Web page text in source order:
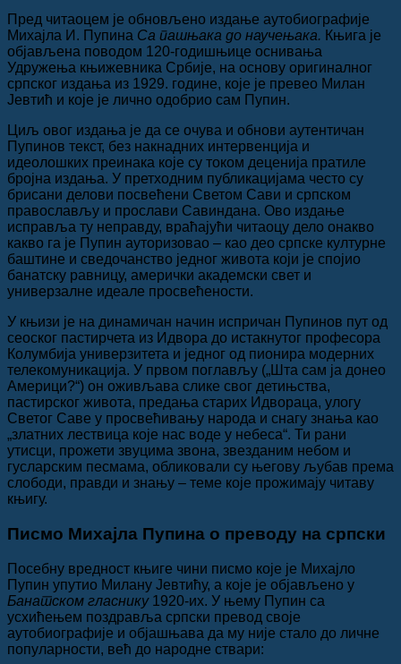
Пред читаоцем је обновљено издање аутобиографије
Михајла И. Пупина Са пашњака до научењака. Књига је
објављена поводом 120-годишњице оснивања
Удружења књижевника Србије, на основу оригиналног
српског издања из 1929. године, које је превео Милан
Јевтић и које је лично одобрио сам Пупин.
Циљ овог издања је да се очува и обнови аутентичан
Пупинов текст, без накнадних интервенција и
идеолошких преинака које су током деценија пратиле
бројна издања. У претходним публикацијама често су
брисани делови посвећени Светом Сави и српском
православљу и прослави Савиндана. Ово издање
исправља ту неправду, враћајући читаоцу дело онакво
какво га је Пупин ауторизовао – као део српске културне
баштине и сведочанство једног живота који је спојио
банатску равницу, амерички академски свет и
универзалне идеале просвећености.
У књизи је на динамичан начин испричан Пупинов пут од
сеоског пастирчета из Идвора до истакнутог професора
Колумбија универзитета и једног од пионира модерних
телекомуникација. У првом поглављу („Шта сам ја донео
Америци?“) он оживљава слике свог детињства,
пастирског живота, предања старих Идвораца, улогу
Светог Саве у просвећивању народа и снагу знања као
„златних лествица које нас воде у небеса“. Ти рани
утисци, прожети звуцима звона, звезданим небом и
гусларским песмама, обликовали су његову љубав према
слободи, правди и знању – теме које прожимају читаву
књигу.
Писмо Михајла Пупина о преводу на српски
Посебну вредност књиге чини писмо које је Михајло
Пупин упутио Милану Јевтићу, а које је објављено у
Банатском гласнику1920-их. У њему Пупин са
усхићењем поздравља српски превод своје
аутобиографије и објашњава да му није стало до личне
популарности, већ до народне ствари: